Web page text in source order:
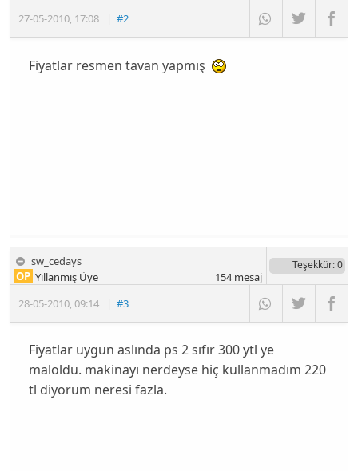
27-05-2010, 17:08 |#2
Fiyatlar resmen tavan yapmış
sw_cedays
28-05-2010 ,09:14 |#3
OP Yıllanmış Üye
Teşekkür: 0
154mesaj
Fiyatlar uygun aslında ps 2 sıfır 300 ytl ye
maloldu. makinayı nerdeyse hiç kullanmadım 220
tl diyorum neresi fazla.